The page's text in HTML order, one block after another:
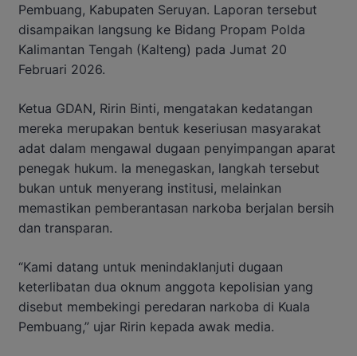
Pembuang, Kabupaten Seruyan. Laporan tersebut
disampaikan langsung ke Bidang Propam Polda
Kalimantan Tengah (Kalteng) pada Jumat 20
Februari 2026.
Ketua GDAN, Ririn Binti, mengatakan kedatangan
mereka merupakan bentuk keseriusan masyarakat
adat dalam mengawal dugaan penyimpangan aparat
penegak hukum. Ia menegaskan, langkah tersebut
bukan untuk menyerang institusi, melainkan
memastikan pemberantasan narkoba berjalan bersih
dan transparan.
“Kami datang untuk menindaklanjuti dugaan
keterlibatan dua oknum anggota kepolisian yang
disebut membekingi peredaran narkoba di Kuala
Pembuang,” ujar Ririn kepada awak media.